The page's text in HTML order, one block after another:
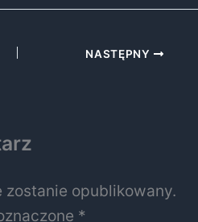
NASTĘPNY
zostanie opublikowany.
*